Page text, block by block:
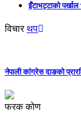
इँटाभट्टाको
विचार थप
नेपाली कांग्रेस दाङको
फरक कोण